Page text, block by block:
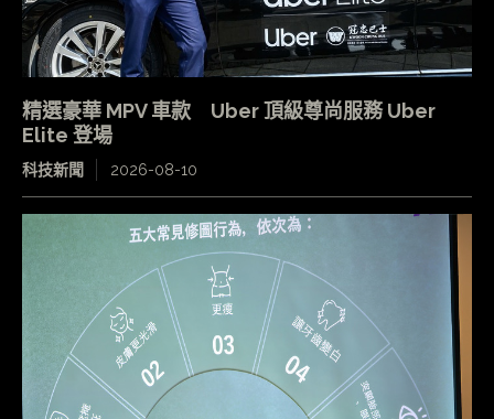
精選豪華 MPV 車款 Uber 頂級尊尚服務 Uber
Elite 登場
科技新聞 2026-08-10